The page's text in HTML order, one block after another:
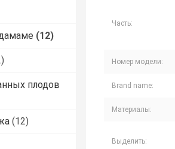
(12)
плодов
(12)
Часть:
Номер модели:
Brand name:
Материалы:
Выделить: